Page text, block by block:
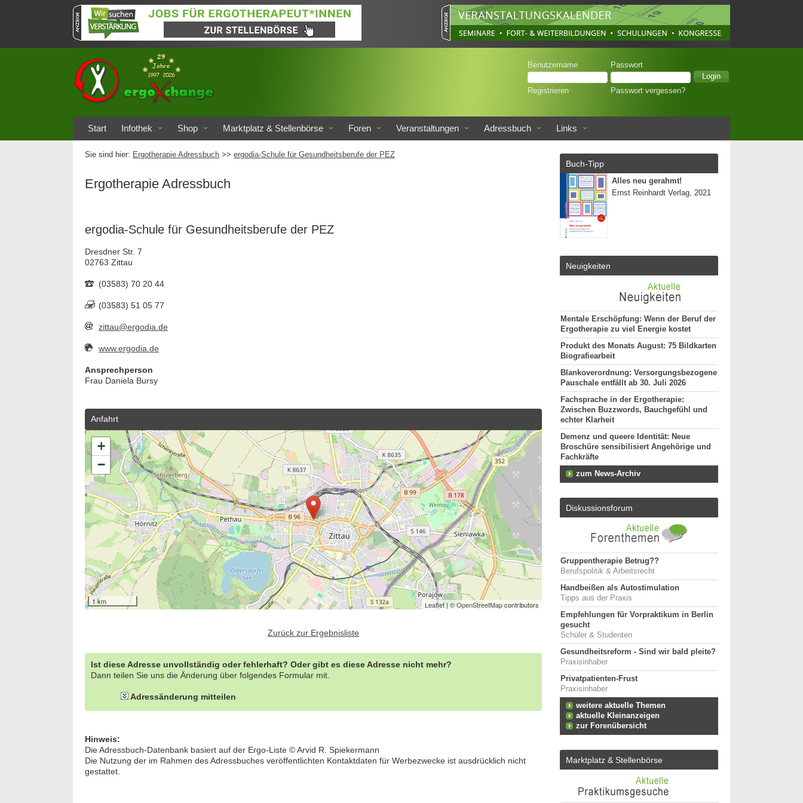
Benutzername Passwort
Registrieren Passwort vergessen?
Start Infothek Shop Marktplatz & Stellenbörse Foren Veranstaltungen Adressbuch Links
Sie sind hier: Ergotherapie Adressbuch >> ergodia-Schule für Gesundheitsberufe der PEZ
Ergotherapie Adressbuch
ergodia-Schule für Gesundheitsberufe der PEZ
Dresdner Str. 7
02763 Zittau
(03583) 70 20 44
(03583) 51 05 77
zittau@ergodia.de
www.ergodia.de
Ansprechperson
Frau Daniela Bursy
Anfahrt
+
−
1 km Leaflet | ©OpenStreetMapcontributors
Zurück zur Ergebnisliste
Ist diese Adresse unvollständig oder fehlerhaft? Oder gibt es diese Adresse nicht mehr?
Dann teilen Sie uns die Änderung über folgendes Formular mit.
Adressänderung mitteilen
Hinweis:
Die Adressbuch-Datenbank basiert auf der Ergo-Liste © Arvid R. Spiekermann
Die Nutzung der im Rahmen des Adressbuches veröffentlichten Kontaktdaten für Werbezwecke ist ausdrücklich nicht
gestattet.
Buch-Tipp
Alles neu gerahmt!
Ernst Reinhardt Verlag, 2021
Neuigkeiten
Mentale Erschöpfung: Wenn der Beruf der
Ergotherapie zu viel Energie kostet
Produkt des Monats August: 75 Bildkarten
Biografiearbeit
Blankoverordnung: Versorgungsbezogene
Pauschale entfällt ab 30. Juli 2026
Fachsprache in der Ergotherapie:
Zwischen Buzzwords, Bauchgefühl und
echter Klarheit
Demenz und queere Identität: Neue
Broschüre sensibilisiert Angehörige und
Fachkräfte
zum News-Archiv
Diskussionsforum
Gruppentherapie Betrug??
Berufspolitik & Arbeitsrecht
Handbeißen als Autostimulation
Tipps aus der Praxis
Empfehlungen für Vorpraktikum in Berlin
gesucht
Schüler & Studenten
Gesundheitsreform - Sind wir bald pleite?
Praxisinhaber
Privatpatienten-Frust
Praxisinhaber
weitere aktuelle Themen
aktuelle Kleinanzeigen
zur Forenübersicht
Marktplatz & Stellenbörse